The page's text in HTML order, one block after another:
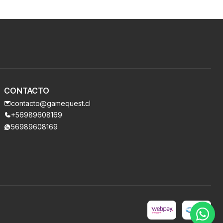
CONTACTO
contacto@gamequest.cl
+56989608169
56989608169